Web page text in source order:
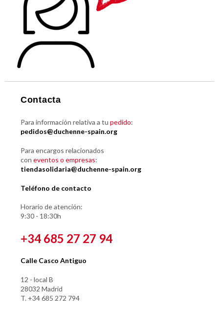
Contacta
Para información relativa a tu pedido:
pedidos@duchenne-spain.org
Para encargos relacionados
con eventos o empresas:
tiendasolidaria@duchenne-spain.org
Teléfono de contacto
Horario de atención:
9:30 - 18:30h
+34 685 27 27 94
Calle Casco Antiguo
12 - local B
28032 Madrid
T. +34 685 272 794